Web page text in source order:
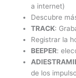
a internet)
Descubre
TRACK:
Registrar la
BEEPER:
de los